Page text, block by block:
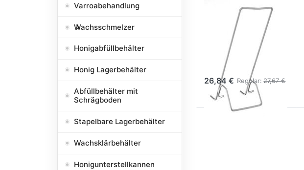
Varroabehandlung
Wachsschmelzer
Honigabfüllbehälter
Honig Lagerbehälter
Abfüllbehälter mit
Schrägboden
Stapelbare Lagerbehälter
Wachsklärbehälter
Honigunterstellkannen
LOGAR – QUALITÄT UND
ZUVERLÄSSIGKEIT FÜR
Logar
Eimerhalter
stabil
26,84 € Regular: 27,67 €